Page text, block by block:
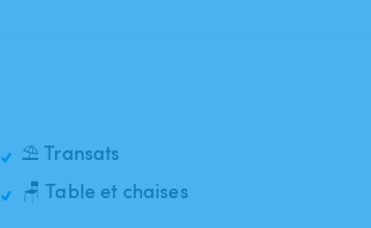
⛱️ Transats
🪑 Table et chaises